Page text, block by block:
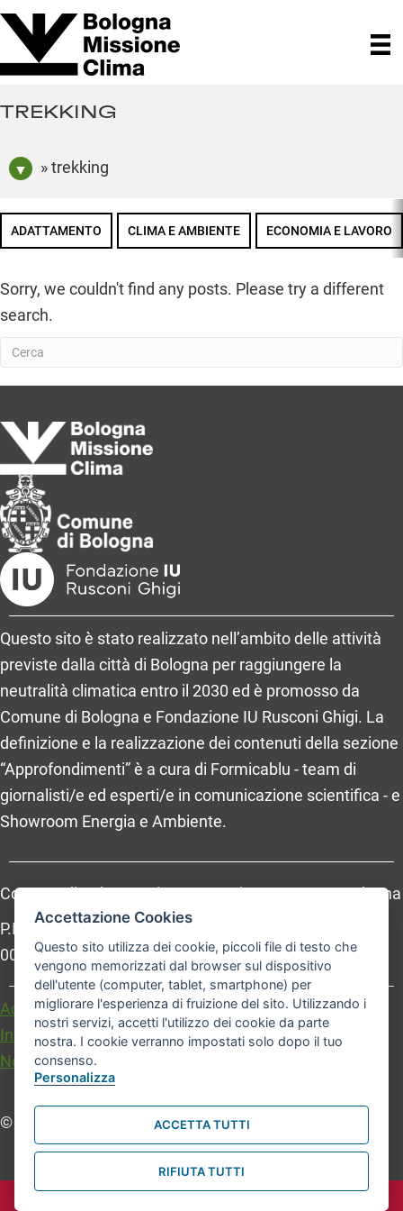
TREKKING
» trekking
ADATTAMENTO CLIMA E AMBIENTE ECONOMIA E LAVORO
Sorry, we couldn't find any posts. Please try a different
search.
Questo sito è stato realizzato nell’ambito delle attività
previste dalla città di Bologna per raggiungere la
neutralità climatica entro il 2030 ed è promosso da
Comune di Bologna e Fondazione IU Rusconi Ghigi. La
definizione e la realizzazione dei contenuti della sezione
“Approfondimenti” è a cura di Formicablu - team di
giornalisti/e ed esperti/e in comunicazione scientifica - e
Showroom Energia e Ambiente.
Comune di Bologna, Piazza Maggiore, 6 - 40124 Bologna
P.Iva: 01232710374 - Cod. IBAN: IT 88 R 02008 02435
000020067156
Accessibilità
Carta dei valori
Informativa sul trattamento dei dati personali
Note legali
© Comune di Bologna. Tutti i diritti riservati.
Accettazione Cookies
Questo sito utilizza dei cookie, piccoli file di testo che
vengono memorizzati dal browser sul dispositivo
dell'utente (computer, tablet, smartphone) per
migliorare l'esperienza di fruizione del sito. Utilizzando i
nostri servizi, accetti l'utilizzo dei cookie da parte
nostra. I cookie verranno impostati solo dopo il tuo
consenso.
Personalizza
ACCETTA TUTTI
RIFIUTA TUTTI